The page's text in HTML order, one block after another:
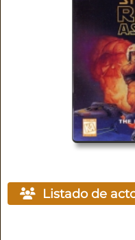
Listado de